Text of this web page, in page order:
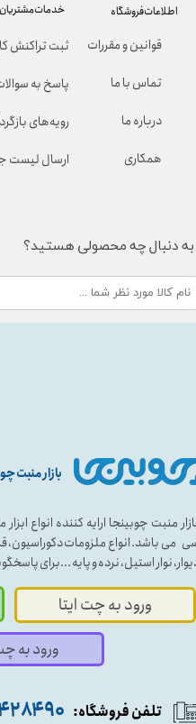
بازار منبت
منبت چوبینجا ارایه کننده انواع
می باشد. انواع ملزومات دکوراسیون،
نوار استیل، نرده و پایه ...برای
ورود به چت ایتا
تلفن فروشگاه: ۹۰ ۲۸۴ ۲۸۴- ۰۲۱
ورود به
خدمات مشتریان
ثبت تراکنش
پاسخ به
رویه‌های
ارسال لیست
اطلاعات فروشگاه
قوانین و مقررات
تماس با ما
درباره ما
همکاری
به دنبال چه محصولی هستید؟